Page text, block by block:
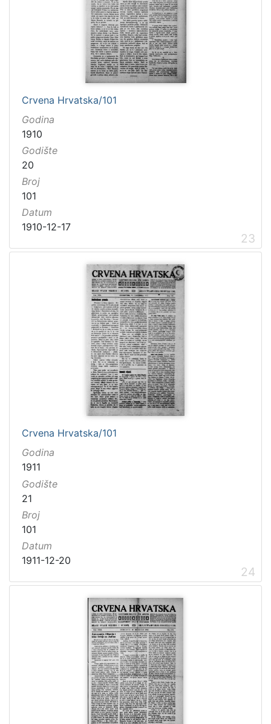
Crvena Hrvatska/101
Godina
1910
Godište
20
Broj
101
Datum
1910-12-17
23
Crvena Hrvatska/101
Godina
1911
Godište
21
Broj
101
Datum
1911-12-20
24